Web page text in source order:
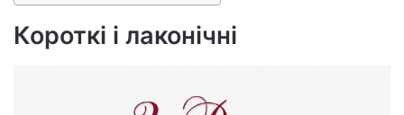
Короткі і лаконічні